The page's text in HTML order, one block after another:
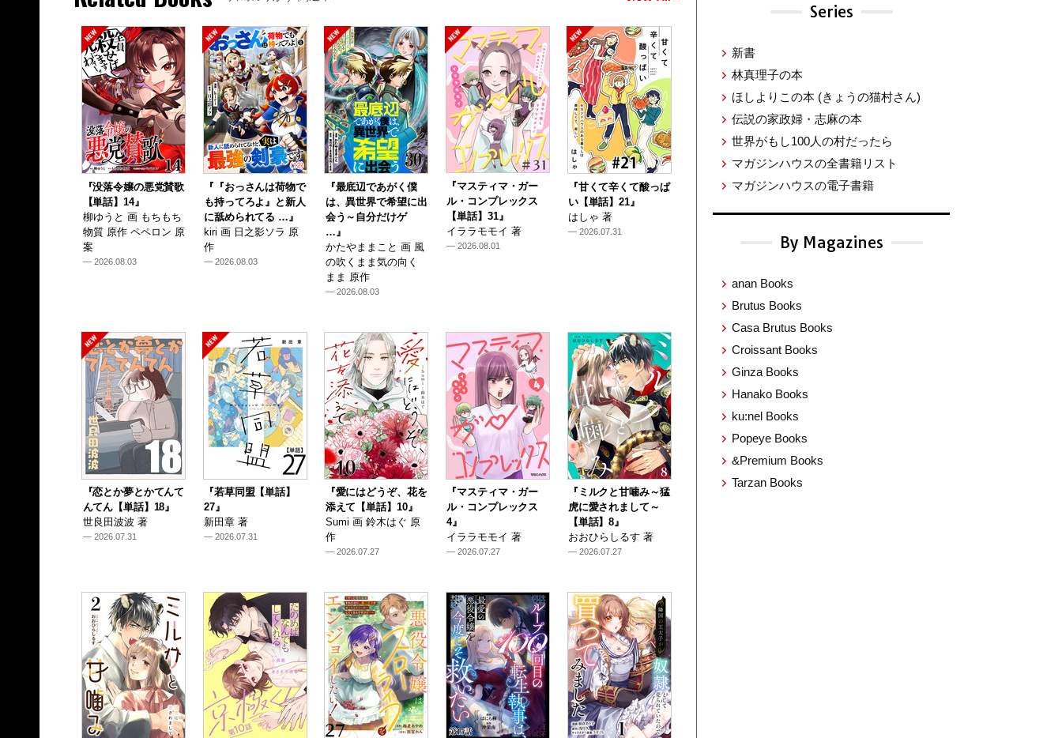
『没落令嬢の悪党賛歌
【単話】14』
柳ゆうと 画 もちもち
物質 原作 ペペロン 原
案
— 2026.08.03
『『おっさんは荷物で
も持ってろよ』と新人
に舐められてる …』
kiri 画 日之影ソラ 原
作
— 2026.08.03
『最底辺であがく僕
は、異世界で希望に出
会う～自分だけゲ
…』
かたやままこと 画 風
の吹くまま気の向く
まま 原作
— 2026.08.03
『マスティマ・ガー
ル・コンプレックス
【単話】31』
イララモモイ 著
— 2026.08.01
『甘くて辛くて酸っぱ
い【単話】21』
はしゃ 著
— 2026.07.31
『恋とか夢とかてんて
んてん【単話】18』
世良田波波 著
— 2026.07.31
『若草同盟【単話】
27』
新田章 著
— 2026.07.31
『愛にはどうぞ、花を
添えて【単話】10』
Sumi 画 鈴木はぐ 原
作
— 2026.07.27
『マスティマ・ガー
ル・コンプレックス
4』
イララモモイ 著
— 2026.07.27
『ミルクと甘噛み～猛
虎に愛されまして～
【単話】8』
おおひらしるす 著
— 2026.07.27
Series
新書
林真理子の本
ほしよりこの本 (きょうの猫村さん)
伝説の家政婦・志麻の本
世界がもし100人の村だったら
マガジンハウスの全書籍リスト
マガジンハウスの電子書籍
By Magazines
anan Books
Brutus Books
Casa Brutus Books
Croissant Books
Ginza Books
Hanako Books
ku:nel Books
Popeye Books
&Premium Books
Tarzan Books